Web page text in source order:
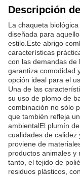
Descripción
La chaqueta
diseñada para
estilo.Este abrigo
características
con las demandas de
garantiza comodidad
opción ideal para el
Una de las
su uso de plomo de
combinación no sólo
que también refleja
ambientalEl plumín
cualidades de
proviene de
productos animales y
tanto, el tejido de
residuos plásticos,